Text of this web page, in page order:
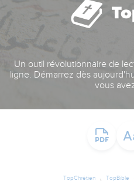
Un outil révolutionnaire de
ligne. Démarrez dès
vous
TopChrétien TopBible